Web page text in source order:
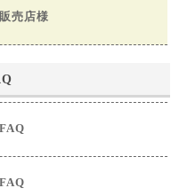
売店様